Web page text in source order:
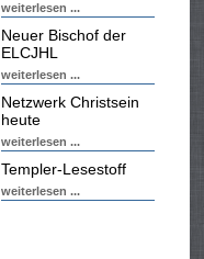
weiterlesen ...
Neuer Bischof der
ELCJHL
weiterlesen ...
Netzwerk Christsein
heute
weiterlesen ...
Templer-Lesestoff
weiterlesen ...